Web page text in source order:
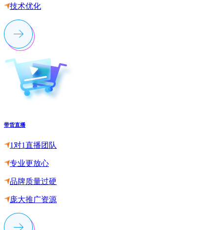
技术优化
带货直播
1对1直播团队
专业更放心
品牌质量过硬
庞大推广资源